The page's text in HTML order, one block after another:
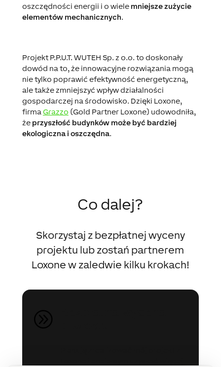
oszczędności energii i o wiele mniejsze zużycie
elementów mechanicznych.
Projekt P.P.U.T. WUTEH Sp. z o.o. to doskonały
dowód na to, że innowacyjne rozwiązania mogą
nie tylko poprawić efektywność energetyczną,
ale także zmniejszyć wpływ działalności
gospodarczej na środowisko. Dzięki Loxone,
firma Grazzo (Gold Partner Loxone) udowodniła,
że przyszłość budynków może być bardziej
ekologiczna i oszczędna.
Co dalej?
Skorzystaj z bezpłatnej wyceny
projektu lub zostań partnerem
Loxone w zaledwie kilku krokach!